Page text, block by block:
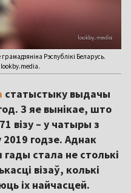
Рэспублікі Беларусь.
статыстыку выдачы
З яе вынікае, што
візу – у чатыры з
годзе. Аднак
стала не столькі
візаў, колькі
іх найчасцей.